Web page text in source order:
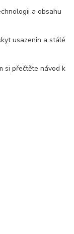
a obsahu
usazenin a stálé
si přečtěte návod k